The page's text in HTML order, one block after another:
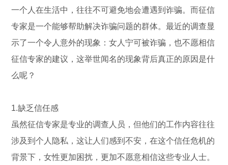
一个人在生活中，往往不可避免地会遭遇到诈骗。而征信
专家是一个能够帮助解决诈骗问题的群体。最近的调查显
示了一个令人意外的现象：女人宁可被诈骗，也不愿相信
征信专家的建议，这举世闻名的现象背后真正的原因是什
么呢？
1.缺乏信任感
虽然征信专家是专业的调查人员，但他们的工作内容往往
涉及到个人隐私，这让人们感到不安，在这个信任危机的
背景下，女性更加困扰，更加不愿意相信这些专业人士。